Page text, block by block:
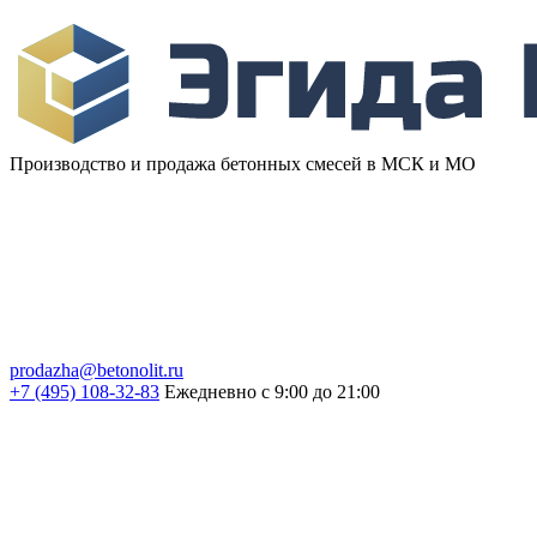
Производство и продажа бетонных смесей в МСК и МО
prodazha@betonolit.ru
+7 (495) 108-32-83 Ежедневно с 9:00 до 21:00